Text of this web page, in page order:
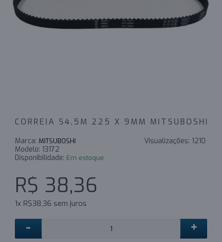
CORREIA S4,5M 225 X 9MM MITSUBOSHI
Visualizações: 1210
Marca: MITSUBOSHI
Modelo: 13172
Disponibilidade: Em estoque
R$ 38,36
1x R$38,36 sem juros
- +